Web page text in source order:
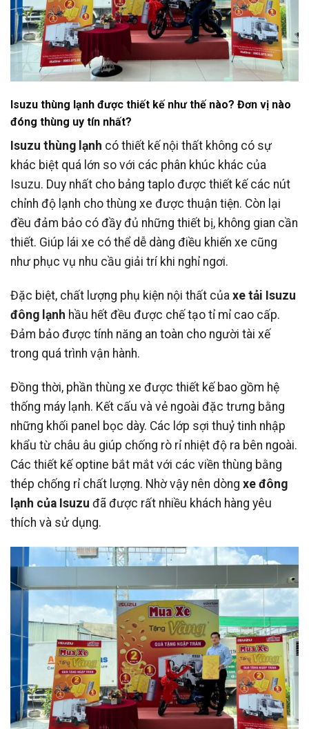
Isuzu thùng lạnh được thiết kế như thế nào? Đơn vị nào
đóng thùng uy tín nhất?
Isuzu thùng lạnh có thiết kế nội thất không có sự
khác biệt quá lớn so với các phân khúc khác của
Isuzu. Duy nhất cho bảng taplo được thiết kế các nút
chỉnh độ lạnh cho thùng xe được thuận tiện. Còn lại
đều đảm bảo có đầy đủ những thiết bị, không gian cần
thiết. Giúp lái xe có thể dễ dàng điều khiến xe cũng
như phục vụ nhu cầu giải trí khi nghỉ ngơi.
Đặc biệt, chất lượng phụ kiện nội thất của xe tải Isuzu
đông lạnh hầu hết đều được chế tạo tỉ mỉ cao cấp.
Đảm bảo được tính năng an toàn cho người tài xế
trong quá trình vận hành.
Đồng thời, phần thùng xe được thiết kế bao gồm hệ
thống máy lạnh. Kết cấu và vẻ ngoài đặc trưng bằng
những khối panel bọc dày. Các lớp sợi thuỷ tinh nhập
khẩu từ châu âu giúp chống rò rỉ nhiệt độ ra bên ngoài.
Các thiết kế optine bắt mắt với các viền thùng bằng
thép chống rỉ chất lượng. Nhờ vậy nên dòng xe đông
lạnh của Isuzu đã được rất nhiều khách hàng yêu
thích và sử dụng.